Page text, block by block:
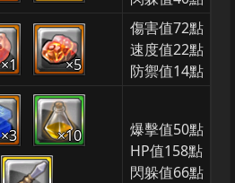
×1 ×5
傷害值72點
速度值22點
防禦值14點
×3 ×10
爆擊值50點
HP值158點
閃躲值66點